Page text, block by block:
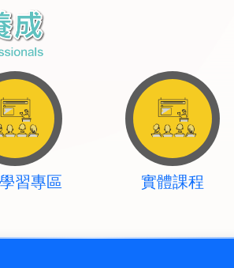
習專區 實體課程